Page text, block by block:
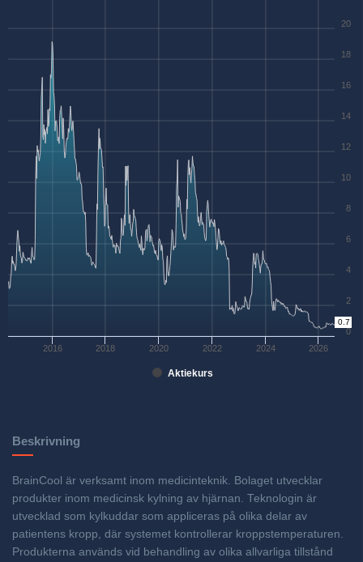
Aktiekurs
2016 2018 2020 2022 2024 2026
0
2
4
6
8
10
12
14
16
18
20
0.7
Beskrivning
BrainCool är verksamt inom medicinteknik. Bolaget utvecklar
produkter inom medicinsk kylning av hjärnan. Teknologin är
utvecklad som kylkuddar som appliceras på olika delar av
patientens kropp, där systemet kontrollerar kroppstemperaturen.
Produkterna används vid behandling av olika allvarliga tillstånd